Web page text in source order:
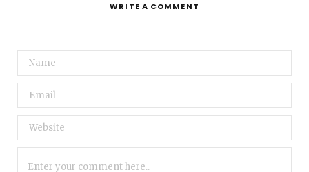
WRITE A COMMENT